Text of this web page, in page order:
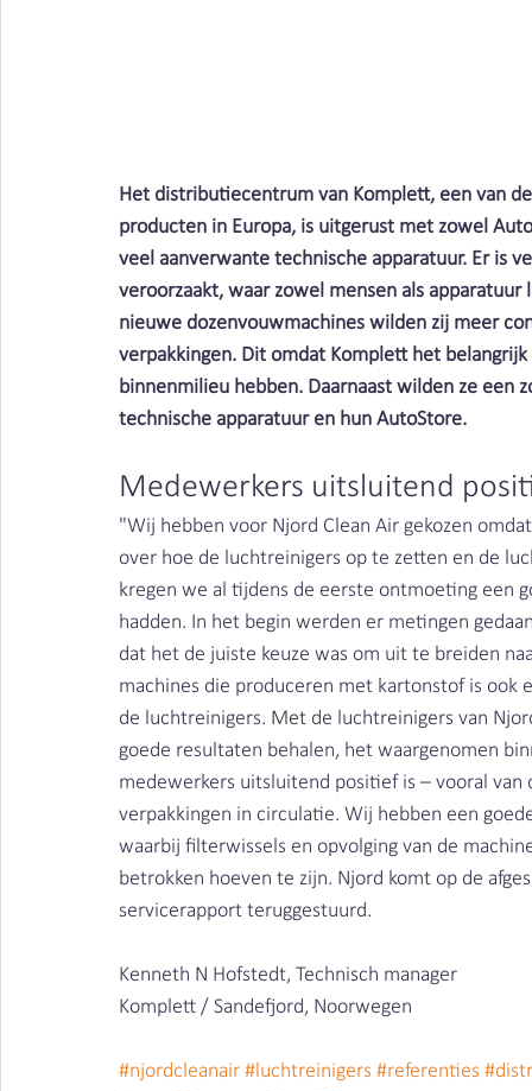
Houtstof | Clean Air Nederland
Het distributiecentrum van Komplett, een van
producten in Europa, is uitgerust met zowel
veel aanverwante technische apparatuur. Er is
veroorzaakt, waar zowel mensen als
nieuwe dozenvouwmachines wilden zij meer
verpakkingen. Dit omdat Komplett het
binnenmilieu hebben. Daarnaast wilden ze een
technische apparatuur en hun AutoStore.
Medewerkers uitsluitend
"Wij hebben voor Njord Clean Air gekozen
over hoe de luchtreinigers op te zetten en de
kregen we al tijdens de eerste ontmoeting een
hadden. In het begin werden er metingen
dat het de juiste keuze was om uit te breiden
machines die produceren met kartonstof is
de luchtreinigers. Met de luchtreinigers van
goede resultaten behalen, het waargenomen
medewerkers uitsluitend positief is – vooral
verpakkingen in circulatie. Wij hebben een
waarbij filterwissels en opvolging van de
betrokken hoeven te zijn. Njord komt op de
servicerapport teruggestuurd.
Kenneth N Hofstedt, Technisch manager
Komplett / Sandefjord, Noorwegen
#njordcleanair #luchtreinigers #referenties